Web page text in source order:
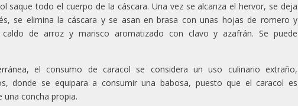
saque todo el cuerpo de la cáscara. Una vez se alcanza el hervor, se deja
se elimina la cáscara y se asan en brasa con unas hojas de romero y
de arroz y marisco aromatizado con clavo y azafrán. Se puede
el consumo de caracol se considera un uso culinario extraño,
donde se equipara a consumir una babosa, puesto que el caracol es
una concha propia.